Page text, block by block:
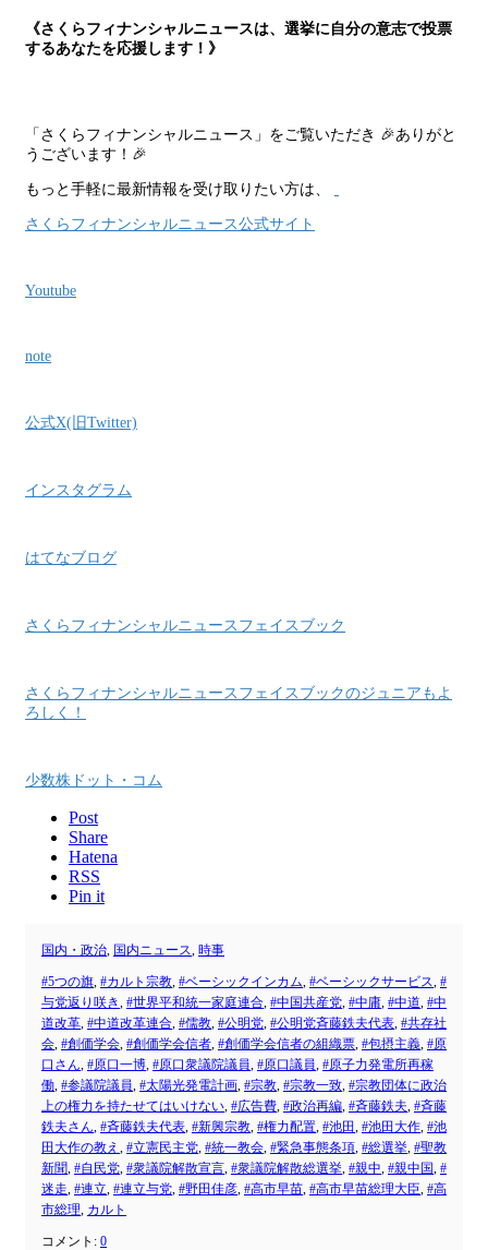
《さくらフィナンシャルニュースは、選挙に自分の意志で投票
するあなたを応援します！》
「さくらフィナンシャルニュース」をご覧いただき 🎉ありがと
うございます！🎉
もっと手軽に最新情報を受け取りたい方は、
さくらフィナンシャルニュース公式サイト
Youtube
note
公式X(旧Twitter)
インスタグラム
はてなブログ
さくらフィナンシャルニュースフェイスブック
さくらフィナンシャルニュースフェイスブックのジュニアもよ
ろしく！
少数株ドット・コム
Post
Share
Hatena
RSS
Pin it
国内・政治 国内ニュース 時事
#5つの旗 #カルト宗教 #ベーシックインカム #ベーシックサービス #
与党返り咲き #世界平和統一家庭連合 #中国共産党 #中庸 #中道 #中
道改革 #中道改革連合 #儒教 #公明党 #公明党斉藤鉄夫代表 #共存社
会 #創価学会 #創価学会信者 #創価学会信者の組織票 #包摂主義 #原
口さん #原口一博 #原口衆議院議員 #原口議員 #原子力発電所再稼
働 #参議院議員 #太陽光発電計画 #宗教 #宗教一致 #宗教団体に政治
上の権力を持たせてはいけない #広告費 #政治再編 #斉藤鉄夫 #斉藤
鉄夫さん #斉藤鉄夫代表 #新興宗教 #権力配置 #池田 #池田大作 #池
田大作の教え
#立憲民主党 #統一教会 #緊急事態条項 #総選挙 #聖教
新聞 #自民党 #衆議院解散宣言 #衆議院解散総選挙 #親中 #親中国 #
迷走 #連立 #連立与党 #野田佳彦 #高市早苗 #高市早苗総理大臣 #高
市総理 カルト
コメント: 0